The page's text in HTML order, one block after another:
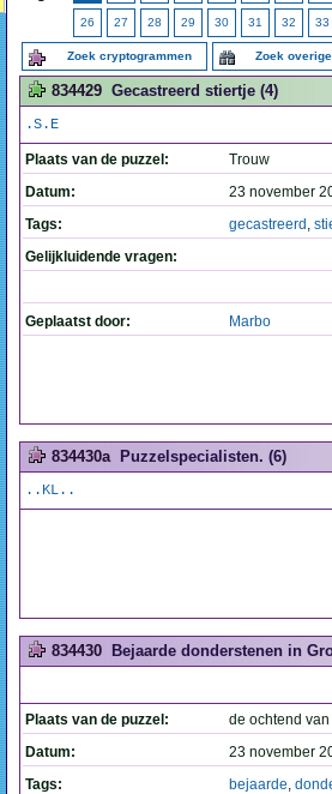
26 27 28 29 30 31 32 33
Zoek cryptogrammen Zoek
834429 Gecastreerd stiertje (4)
.S.E
Plaats van de puzzel:
Trouw
Datum:
23 november
Tags:
gecastreerd ,
Gelijkluidende vragen:
Geplaatst door: Marbo
834430a Puzzelspecialisten. (6)
..KL..
834430 Bejaarde donderstenen in
Plaats van de puzzel:
de ochtend van
Datum:
23 november
Tags:
bejaarde,